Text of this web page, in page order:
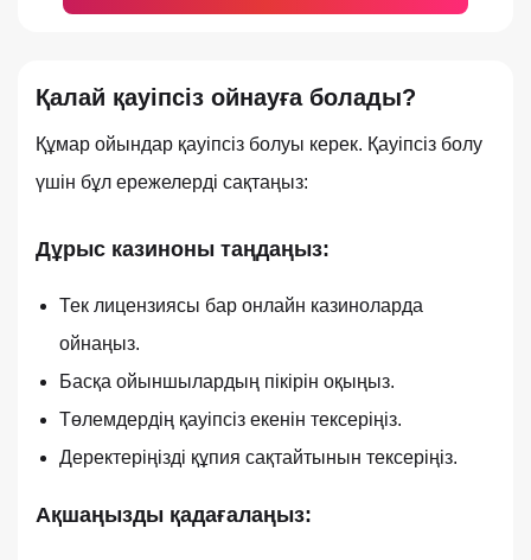
Қалай қауіпсіз ойнауға болады?
Құмар ойындар қауіпсіз болуы керек. Қауіпсіз болу
үшін бұл ережелерді сақтаңыз:
Дұрыс казиноны таңдаңыз:
Тек лицензиясы бар онлайн казиноларда
ойнаңыз.
Басқа ойыншылардың пікірін оқыңыз.
Төлемдердің қауіпсіз екенін тексеріңіз.
Деректеріңізді құпия сақтайтынын тексеріңіз.
Ақшаңызды қадағалаңыз: